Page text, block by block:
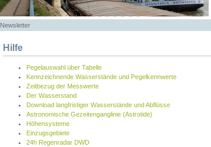
Newsletter
Hilfe
Pegelauswahl über Tabelle
Kennzeichnende Wasserstände und Pegelkennwerte
Zeitbezug der Messwerte
Der Wasserstand
Download langfristiger Wasserstände und Abflüsse
Astronomische Gezeitenganglinie (Astrotide)
Höhensysteme
Einzugsgebiete
24h Regenradar DWD